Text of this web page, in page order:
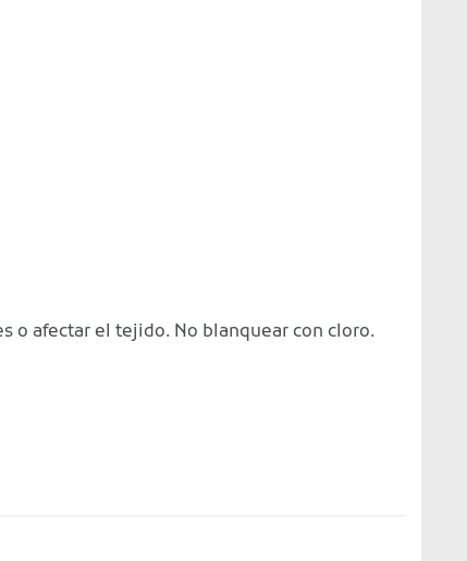
o afectar el tejido. No blanquear con cloro.